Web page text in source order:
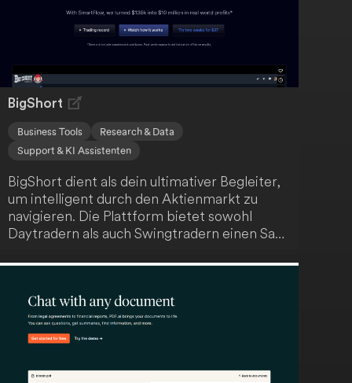
BigShort
Business Tools
Research & Data
Support & KI Assistenten
BigShort dient als dein ultimativer Begleiter,
um intelligent durch den Aktienmarkt zu
navigieren. Die Plattform bietet sowohl
Daytradern als auch Swingtradern einen Satz
Einblicke, um stets die Nase vorn zu haben.
Analysemöglichkeiten und Marktdaten, um
informierte Handelsentscheidungen treffen
zu können.